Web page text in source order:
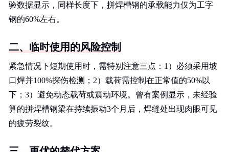
验数据显示，同样长度下，拼焊槽钢的承载能力仅为工字
钢的60%左右。
二、临时使用的风险控制
紧急情况下短期使用时，需特别注意三点：1）必须采用坡
口焊并100%探伤检测；2）载荷需控制在正常值的50%以
下；3）避免动态载荷或震动环境。曾有案例显示，未经验
算的拼焊槽钢梁在持续振动3个月后，焊缝处出现肉眼可见
的疲劳裂纹。